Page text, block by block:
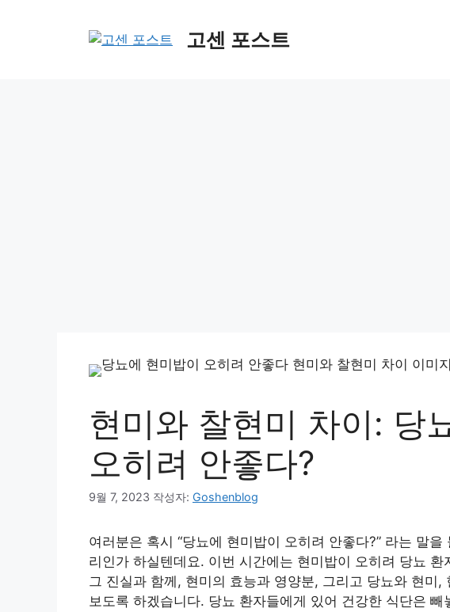
고센 포스트
현미와 찰현미 차이: 당
오히려 안좋다?
9월 7, 2023 작성자: Goshenblog
여러분은 혹시 “당뇨에 현미밥이 오히려 안좋다?” 라는 말
리인가 하실텐데요. 이번 시간에는 현미밥이 오히려 당뇨
그 진실과 함께, 현미의 효능과 영양분, 그리고 당뇨와 현미
보도록 하겠습니다. 당뇨 환자들에게 있어 건강한 식단은